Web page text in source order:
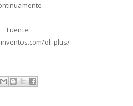
Fuente:
oli-plus/